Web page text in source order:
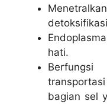
hati.
bagian sel